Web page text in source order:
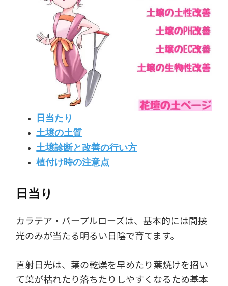
日当たり
土壌の土質
土壌診断と改善の行い方
植付け時の注意点
日当り
カラテア・パープルローズは、基本的には間接
光のみが当たる明るい日陰で育てます。
直射日光は、葉の乾燥を早めたり葉焼けを招い
て葉が枯れたり落ちたりしやすくなるため基本